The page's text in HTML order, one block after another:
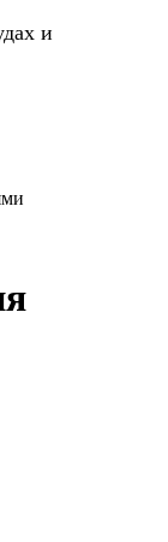
и